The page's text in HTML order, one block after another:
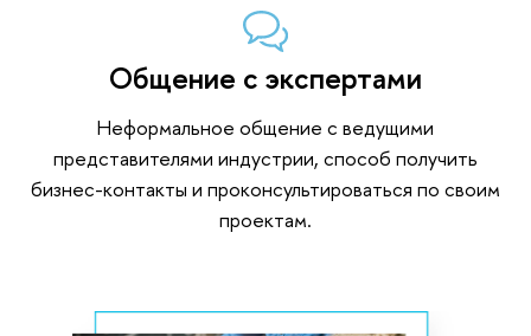
Общение с экспертами
Неформальное общение с ведущими
представителями индустрии, способ получить
бизнес-контакты и проконсультироваться по своим
проектам.